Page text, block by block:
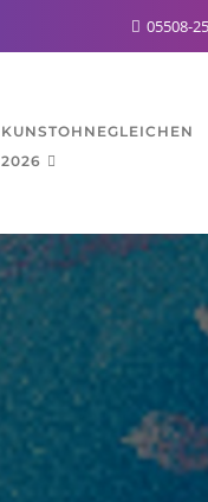
05508-
KUNSTOHNEGLEICHEN
2026